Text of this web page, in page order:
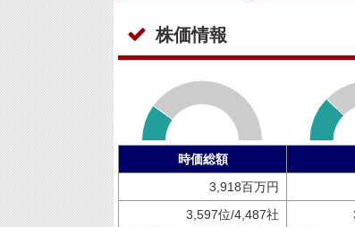
株価情報
時価総額
3,918百万円
3,597位/4,487社